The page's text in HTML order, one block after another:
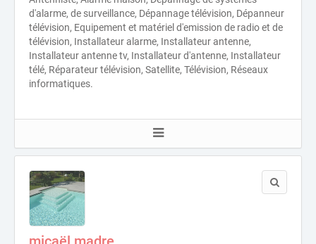
d'alarme, de surveillance, Dépannage télévision, Dépanneur
télévision, Equipement et matériel d'emission de radio et de
télévision, Installateur alarme, Installateur antenne,
Installateur antenne tv, Installateur d'antenne, Installateur
télé, Réparateur télévision, Satellite, Télévision, Réseaux
informatiques.